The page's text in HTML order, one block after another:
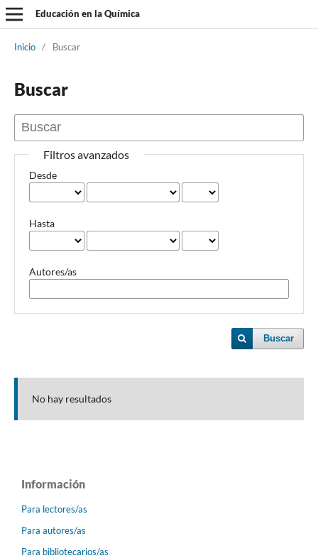
Educación en la Química
Inicio / Buscar
Buscar
Filtros avanzados
Desde
Hasta
Autores/as
Buscar
No hay resultados
Información
Para lectores/as
Para autores/as
Para bibliotecarios/as